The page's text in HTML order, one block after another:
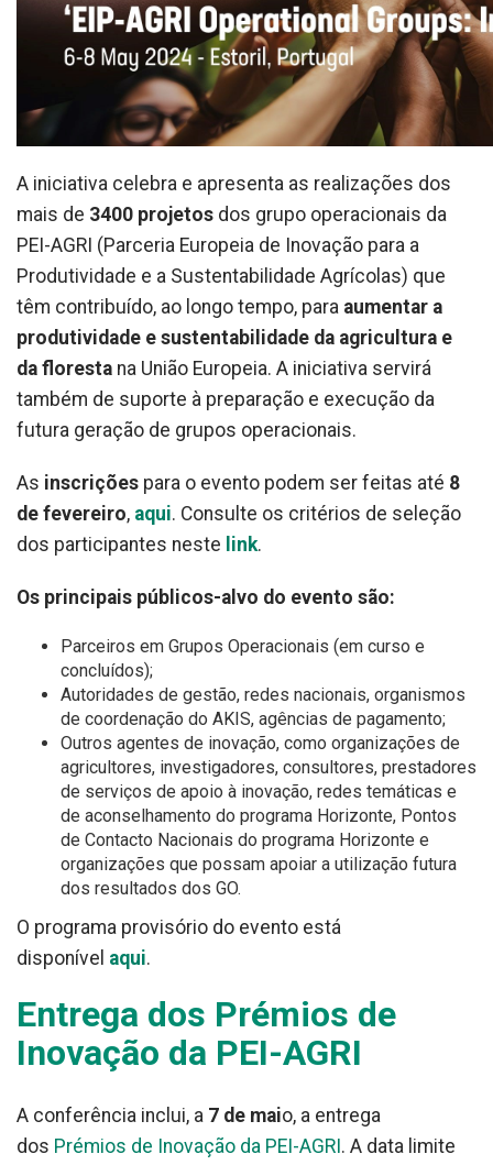
A iniciativa celebra e apresenta as realizações dos
mais de 3400 projetos dos grupo operacionais da
PEI-AGRI (Parceria Europeia de Inovação para a
Produtividade e a Sustentabilidade Agrícolas) que
têm contribuído, ao longo tempo, para aumentar a
produtividade e sustentabilidade da agricultura e
da floresta na União Europeia. A iniciativa servirá
também de suporte à preparação e execução da
futura geração de grupos operacionais.
As inscrições para o evento podem ser feitas até 8
de fevereiro, aqui. Consulte os critérios de seleção
dos participantes neste link.
Os principais públicos-alvo do evento são:
Parceiros em Grupos Operacionais (em curso e
concluídos);
Autoridades de gestão, redes nacionais, organismos
de coordenação do AKIS, agências de pagamento;
Outros agentes de inovação, como organizações de
agricultores, investigadores, consultores, prestadores
de serviços de apoio à inovação, redes temáticas e
de aconselhamento do programa Horizonte, Pontos
de Contacto Nacionais do programa Horizonte e
organizações que possam apoiar a utilização futura
dos resultados dos GO.
O programa provisório do evento está
disponível aqui.
Entrega dos Prémios de
Inovação da PEI-AGRI
A conferência inclui, a 7 de maio, a entrega
dos Prémios de Inovação da PEI-AGRI . A data limite